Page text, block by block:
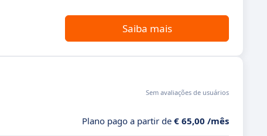
Saiba mais
Sem avaliações de usuários
Plano pago a partir de € 65,00 /mês